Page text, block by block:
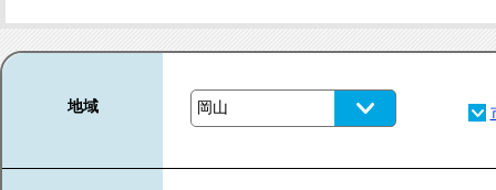
地域